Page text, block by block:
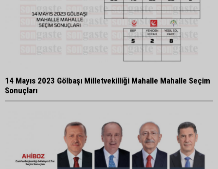
14 Mayıs 2023 Gölbaşı Milletvekilliği Mahalle Mahalle Seçim
Sonuçları